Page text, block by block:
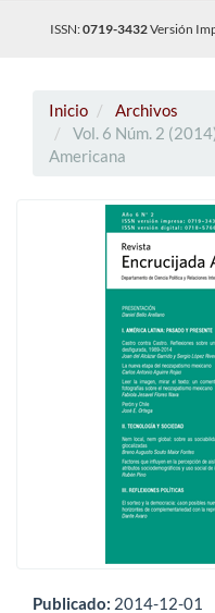
ISSN:0719-3432Versión
Inicio
Archivos
Vol. 6 Núm. 2
Americana
Publicado: 2014-12-01